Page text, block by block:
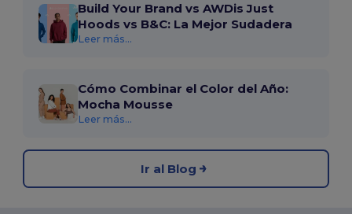
Build Your Brand vs AWDis Just
Hoods vs B&C: La Mejor Sudadera
Leer más...
Cómo Combinar el Color del Año:
Mocha Mousse
Leer más...
Ir al Blog